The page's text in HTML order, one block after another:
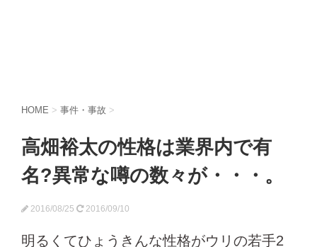
HOME > 事件・事故 >
高畑裕太の性格は業界内で有
名?異常な噂の数々が・・・。
2016/08/25 2016/09/10
明るくてひょうきんな性格がウリの若手2